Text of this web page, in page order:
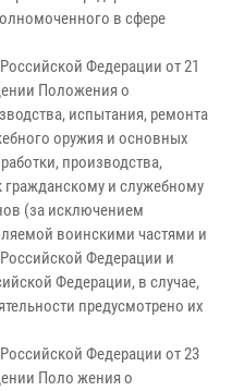
в сфере
Федерации от 21
Положения о
испытания, ремонта
оружия и основных
производства,
гражданскому и служебному
(за исключением
воинскими частями и
Федерации и
Федерации, в случае,
предусмотрено их
Федерации от 23
Поло жения о